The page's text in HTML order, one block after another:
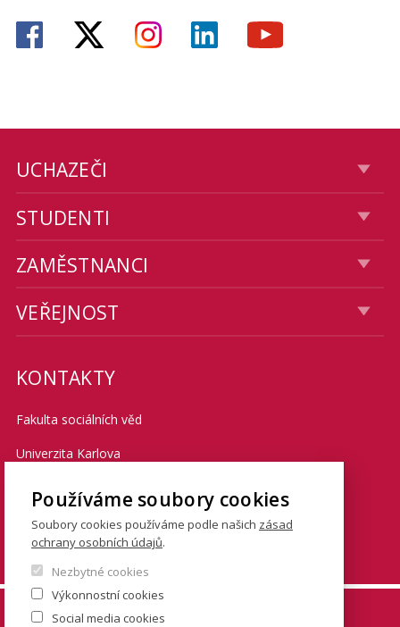
UCHAZEČI
STUDENTI
ZAMĚSTNANCI
VEŘEJNOST
KONTAKTY
Fakulta sociálních věd
Univerzita Karlova
Smetanovo nábřeží 6
Praha 1 110 01
© FSV UK 2026, photo: UK ,
Používáme soubory cookies
Soubory cookies používáme podle našich zásad
ochrany osobních údajů.
Nezbytné cookies
Výkonnostní cookies
Social media cookies